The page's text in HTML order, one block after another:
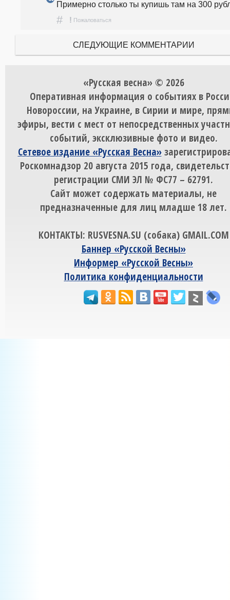
Примерно столько ты купишь там на 300
# ! Пожаловаться
СЛЕДУЮЩИЕ КОММЕНТАРИИ
«Русская весна» © 2026
Оперативная информация о событиях в
Новороссии, на Украине, в Сирии и мире,
эфиры, вести с мест от непосредственных
событий, эксклюзивные фото и видео.
Сетевое издание «Русская Весна»
Роскомнадзор 20 августа 2015 года,
регистрации СМИ ЭЛ № ФС77 – 62791.
Сайт может содержать материалы, не
предназначенные для лиц младше 18 лет.
КОНТАКТЫ: RUSVESNA.SU (собака) GMAIL.COM
Баннер «Русской Весны»
Информер «Русской Весны»
Политика конфиденциальности